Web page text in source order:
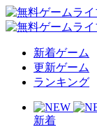
新着ゲーム
更新ゲーム
ランキング
新着